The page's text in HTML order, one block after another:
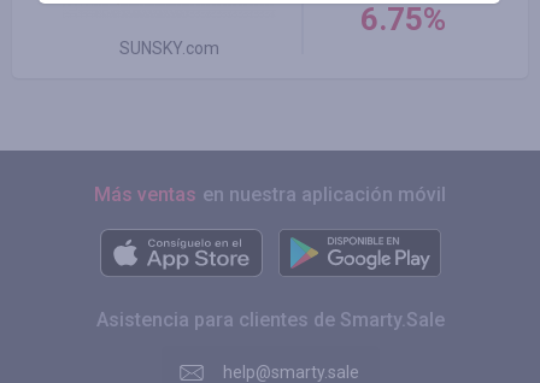
SUNSKY.com
6.75%
Más ventas en nuestra aplicación móvil
Asistencia para clientes de Smarty.Sale
help@smarty.sale